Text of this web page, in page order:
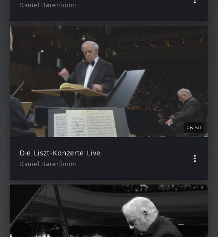
Daniel Barenboim
06:50
Die Liszt-Konzerte Live
Daniel Barenboim